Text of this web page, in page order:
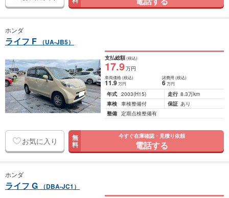
ホンダ
ライフ F （UA-JB5）
支払総額(税込)
17.9万円
車両価格(税込)
11.9万円
諸費用 (税込)
6 万円
年式 2003(H15) 走行 8.3万km
車検 車検整備付 保証 あり
整備 定期点検整備有
お気に入り 無
料
今すぐ在庫確認・見積り依頼
電話する
ホンダ
ライフ G （DBA-JC1）